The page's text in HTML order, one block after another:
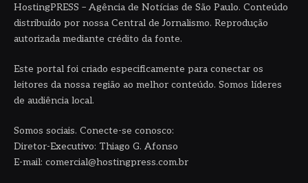
HostingPRESS – Agência de Notícias de São Paulo. Conteúdo
distribuído por nossa Central de Jornalismo. Reprodução
autorizada mediante crédito da fonte.
Este portal foi criado especificamente para conectar os
leitores da nossa região ao melhor conteúdo. Somos líderes
de audiência local.
Somos sociais. Conecte-se conosco:
Diretor-Executivo: Thiago G. Afonso
E-mail: comercial@hostingpress.com.br